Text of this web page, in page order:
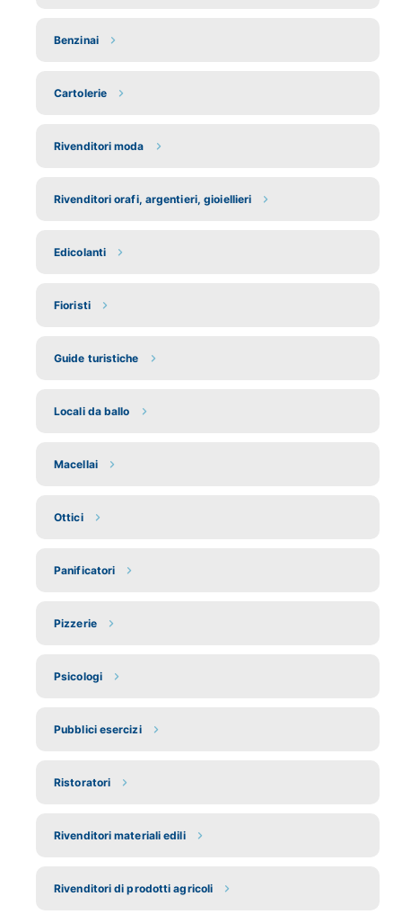
Benzinai
Cartolerie
Rivenditori moda
Rivenditori orafi, argentieri, gioiellieri
Edicolanti
Fioristi
Guide turistiche
Locali da ballo
Macellai
Ottici
Panificatori
Pizzerie
Psicologi
Pubblici esercizi
Ristoratori
Rivenditori materiali edili
Rivenditori di prodotti agricoli